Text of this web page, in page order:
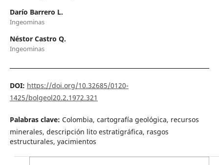
Darío Barrero L.
Ingeominas
Néstor Castro Q.
Ingeominas
DOI: https://doi.org/10.32685/0120-
1425/bolgeol20.2.1972.321
Palabras clave: Colombia, cartografía geológica, recursos
minerales, descripción lito estratigráfica, rasgos
estructurales, yacimientos